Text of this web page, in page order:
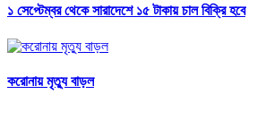
১ সেপ্টেম্বর থেকে সারাদেশে ১৫ টাকায় চাল বিক্রি হবে
করোনায় মৃত্যু বাড়ল